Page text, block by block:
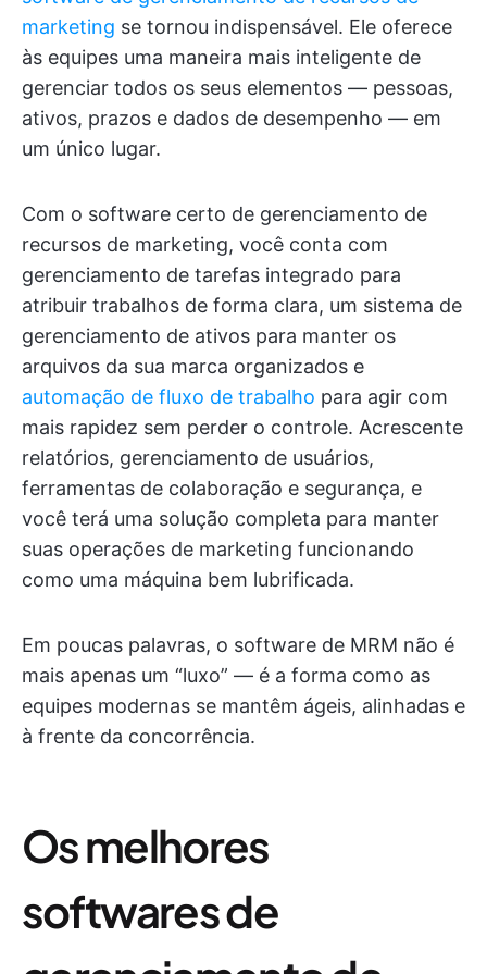
marketing se tornou indispensável. Ele oferece
às equipes uma maneira mais inteligente de
gerenciar todos os seus elementos — pessoas,
ativos, prazos e dados de desempenho — em
um único lugar.
Com o software certo de gerenciamento de
recursos de marketing, você conta com
gerenciamento de tarefas integrado para
atribuir trabalhos de forma clara, um sistema de
gerenciamento de ativos para manter os
arquivos da sua marca organizados e
automação de fluxo de trabalho para agir com
mais rapidez sem perder o controle. Acrescente
relatórios, gerenciamento de usuários,
ferramentas de colaboração e segurança, e
você terá uma solução completa para manter
suas operações de marketing funcionando
como uma máquina bem lubrificada.
Em poucas palavras, o software de MRM não é
mais apenas um “luxo” — é a forma como as
equipes modernas se mantêm ágeis, alinhadas e
à frente da concorrência.
Os melhores
softwares de